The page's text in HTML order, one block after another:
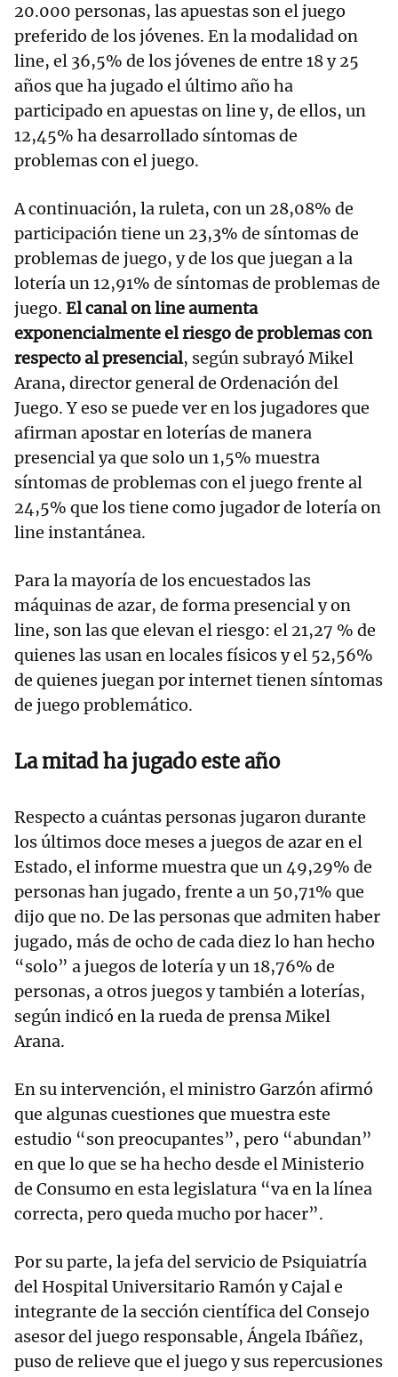
20.000 personas, las apuestas son el juego
preferido de los jóvenes. En la modalidad on
line, el 36,5% de los jóvenes de entre 18 y 25
años que ha jugado el último año ha
participado en apuestas on line y, de ellos, un
12,45% ha desarrollado síntomas de
problemas con el juego.
A continuación, la ruleta, con un 28,08% de
participación tiene un 23,3% de síntomas de
problemas de juego, y de los que juegan a la
lotería un 12,91% de síntomas de problemas de
juego. El canal on line aumenta
exponencialmente el riesgo de problemas con
respecto al presencial, según subrayó Mikel
Arana, director general de Ordenación del
Juego. Y eso se puede ver en los jugadores que
afirman apostar en loterías de manera
presencial ya que solo un 1,5% muestra
síntomas de problemas con el juego frente al
24,5% que los tiene como jugador de lotería on
line instantánea.
Para la mayoría de los encuestados las
máquinas de azar, de forma presencial y on
line, son las que elevan el riesgo: el 21,27 % de
quienes las usan en locales físicos y el 52,56%
de quienes juegan por internet tienen síntomas
de juego problemático.
La mitad ha jugado este año
Respecto a cuántas personas jugaron durante
los últimos doce meses a juegos de azar en el
Estado, el informe muestra que un 49,29% de
personas han jugado, frente a un 50,71% que
dijo que no. De las personas que admiten haber
jugado, más de ocho de cada diez lo han hecho
“solo” a juegos de lotería y un 18,76% de
personas, a otros juegos y también a loterías,
según indicó en la rueda de prensa Mikel
Arana.
En su intervención, el ministro Garzón afirmó
que algunas cuestiones que muestra este
estudio “son preocupantes”, pero “abundan”
en que lo que se ha hecho desde el Ministerio
de Consumo en esta legislatura “va en la línea
correcta, pero queda mucho por hacer”.
Por su parte, la jefa del servicio de Psiquiatría
del Hospital Universitario Ramón y Cajal e
integrante de la sección científica del Consejo
asesor del juego responsable, Ángela Ibáñez,
puso de relieve que el juego y sus repercusiones